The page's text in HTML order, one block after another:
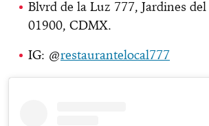
Blvrd de la Luz 777, Jardines
01900, CDMX.
IG: @restaurantelocal777